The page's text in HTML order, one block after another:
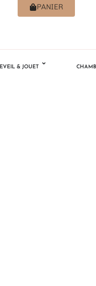
PANIER
EVEIL & JOUET